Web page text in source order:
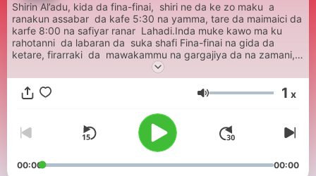
Shirin Al’adu, kida da fina-finai, shiri ne da ke zo maku a
ranakun assabar da kafe 5:30 na yamma, tare da maimaici da
karfe 8:00 na safiyar ranar Lahadi.Inda muke kawo ma ku
rahotanni da labaran da suka shafi Fina-finai na gida da
ketare, firarraki da mawakammu na gargajiya da na zamani,
tare da kawo maku labaran da suka shafi al’adummu na gida
da ketare. Tare da naku Mahaman Salisu Hamisu.
Volume 1 x
00:00 00:00